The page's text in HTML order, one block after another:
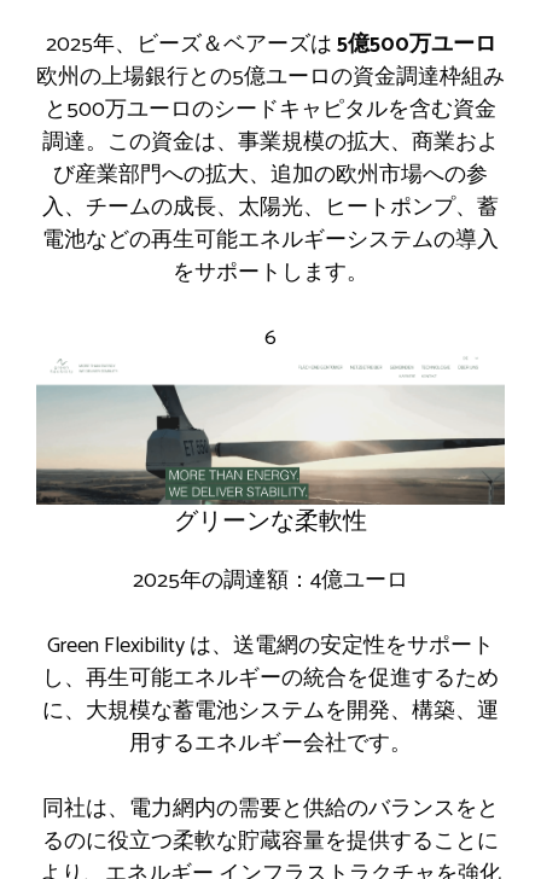
2025年、ビーズ＆ベアーズは5億500万ユーロ
欧州の上場銀行との5億ユーロの資金調達枠組み
と500万ユーロのシードキャピタルを含む資金
調達。この資金は、事業規模の拡大、商業およ
び産業部門への拡大、追加の欧州市場への参
入、チームの成長、太陽光、ヒートポンプ、蓄
電池などの再生可能エネルギーシステムの導入
をサポートします。
6
グリーンな柔軟性
2025年の調達額：4億ユーロ
Green Flexibility は、送電網の安定性をサポート
し、再生可能エネルギーの統合を促進するため
に、大規模な蓄電池システムを開発、構築、運
用するエネルギー会社です。
同社は、電力網内の需要と供給のバランスをと
るのに役立つ柔軟な貯蔵容量を提供することに